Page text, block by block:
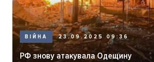
ВІЙНА 23.09.2025 09:36
РФ знову атакувала Одещину